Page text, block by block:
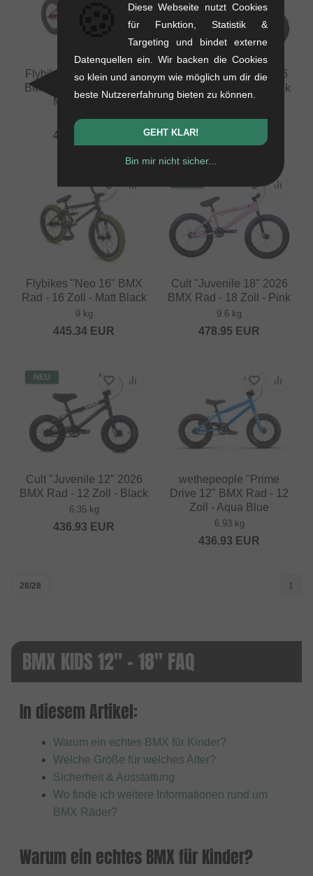
Flybikes "Neo 16" 2023
BMX Rad - 16 Zoll - Flat
Metallic Red
9 kg
445.34
Cult "Juvenile 14" 2026
BMX Rad - 14 Zoll - Pink
445.34EUR
Flybikes "Neo 16" BMX
Rad - 16 Zoll - Matt Black
9 kg
445.34 EUR
Cult "Juvenile 18" 2026
BMX Rad - 18 Zoll - Pink
9.6 kg
478.95 EUR
NEU
Cult "Juvenile 12" 2026
BMX Rad - 12 Zoll - Black
6.35 kg
436.93 EUR
wethepeople "Prime
Drive 12" BMX Rad - 12
Zoll - Aqua Blue
6.93 kg
436.93 EUR
28/28 1
BMX KIDS 12" - 18" FAQ
In diesem Artikel:
Warum ein echtes BMX für Kinder?
Welche Größe für welches Alter?
Sicherheit & Ausstattung
Wo finde ich weitere Informationen rund um
BMX Räder?
Warum ein echtes BMX für Kinder?
Diese Webseite nutzt Cookies
für Funktion, Statistik &
Targeting und bindet externe
Datenquellen ein. Wir backen die Cookies
so klein und anonym wie möglich um dir die
beste Nutzererfahrung bieten zu können.
GEHT KLAR!
Bin mir nicht sicher...